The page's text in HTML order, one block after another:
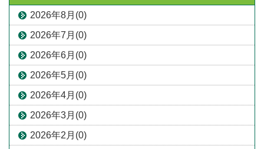
2026年8月(0)
2026年7月(0)
2026年6月(0)
2026年5月(0)
2026年4月(0)
2026年3月(0)
2026年2月(0)